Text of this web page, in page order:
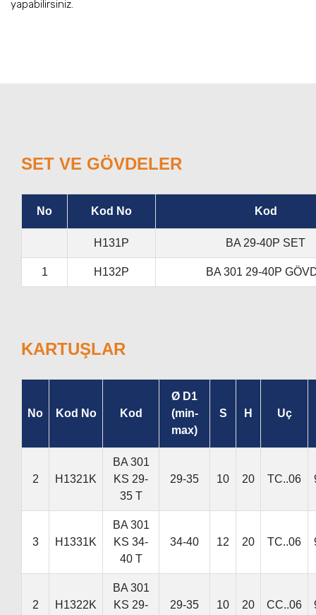
yapabilirsiniz.
SET VE GÖVDELER
No Kod No Kod
H131P BA 29-40P SET
1 H132P BA 301 29-40P
KARTUŞLAR
No Kod No Kod
Ø D1
(min-
max)
S H Uç
2 H1321K
BA 301
KS 29-
35 T
29-35 10 20 TC..06
3 H1331K
BA 301
KS 34-
40 T
34-40 12 20 TC..06
2 H1322K
BA 301
KS 29-
29-35 10 20 CC..06